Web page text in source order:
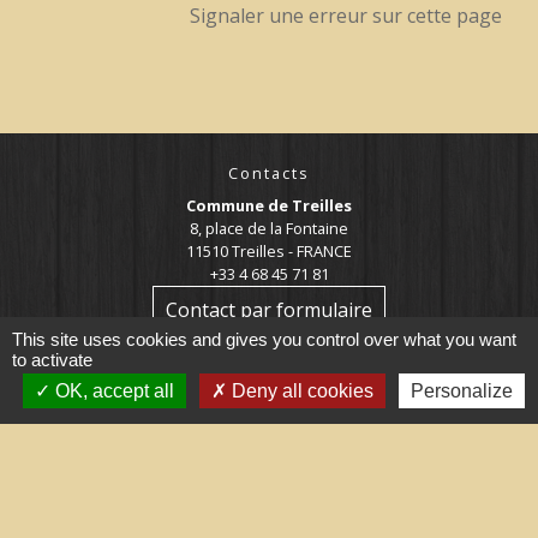
Signaler une erreur sur cette page
Contacts
Commune de Treilles
8, place de la Fontaine
11510 Treilles - FRANCE
+33 4 68 45 71 81
Contact par formulaire
This site uses cookies and gives you control over what you want
to activate
OK, accept all
Deny all cookies Personalize